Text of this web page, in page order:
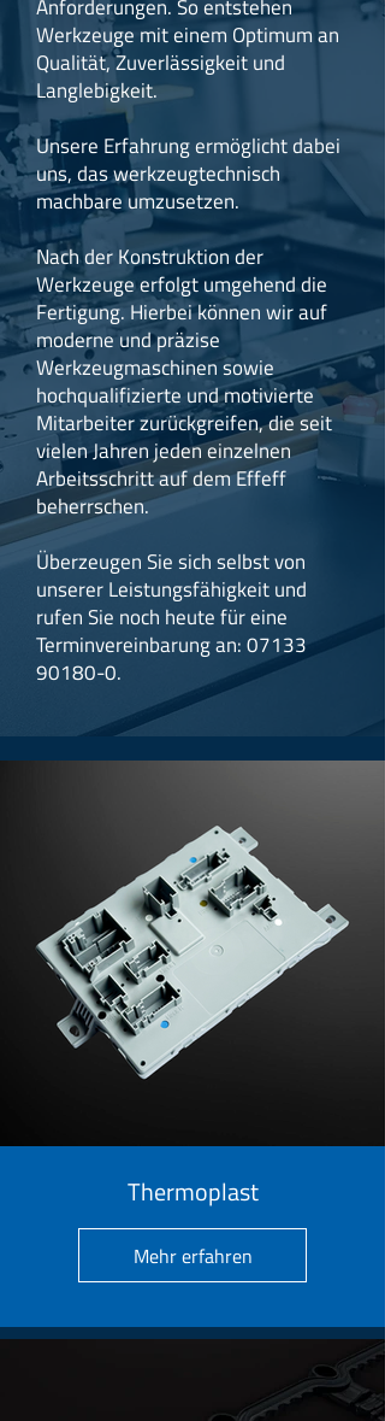
Anforderungen. So entstehen
Werkzeuge mit einem Optimum an
Qualität, Zuverlässigkeit und
Langlebigkeit.
Unsere Erfahrung ermöglicht dabei
uns, das werkzeugtechnisch
machbare umzusetzen.
Nach der Konstruktion der
Werkzeuge erfolgt umgehend die
Fertigung. Hierbei können wir auf
moderne und präzise
Werkzeugmaschinen sowie
hochqualifizierte und motivierte
Mitarbeiter zurückgreifen, die seit
vielen Jahren jeden einzelnen
Arbeitsschritt auf dem Effeff
beherrschen.
Überzeugen Sie sich selbst von
unserer Leistungsfähigkeit und
rufen Sie noch heute für eine
Terminvereinbarung an:07133
90180-0.
Thermoplast
Mehr erfahren